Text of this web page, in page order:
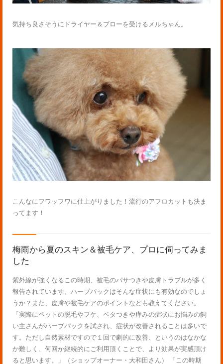
気持ち良さそうにドライヤー＆ブローを受けるメルちゃん。
こんなにフワッフワに仕上がりました！流行のアフロカットも決ま
ってます！
梅雨から夏のスキン＆被毛ケア、プロに伺ってみま
した
紫外線が強くなるこの時期、被毛のパサつきや皮膚トラブルが多く
報告されています。ハーブパックはそんな症状にも有効なのでしょ
うか？また、皮膚や被毛ケアのポイントなども教えてください。
「実際にペットの脱毛やフケ、ベタつきや痒みの症状にお悩みの飼
い主さんがハーブパックを試され、症状が改善されることは多いで
す。ただし自然素材ですので１回で劇的に改善、というのはなかな
か難しく、何回か継続的にご利用頂くことで、より効果が実感頂け
ると思います。」（ショップオーナー・大和田さん） 「この時期